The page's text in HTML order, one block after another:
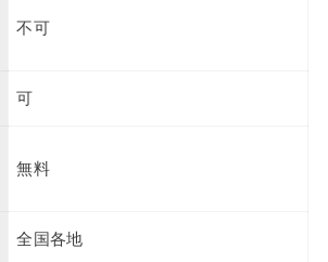
不可
可
無料
全国各地